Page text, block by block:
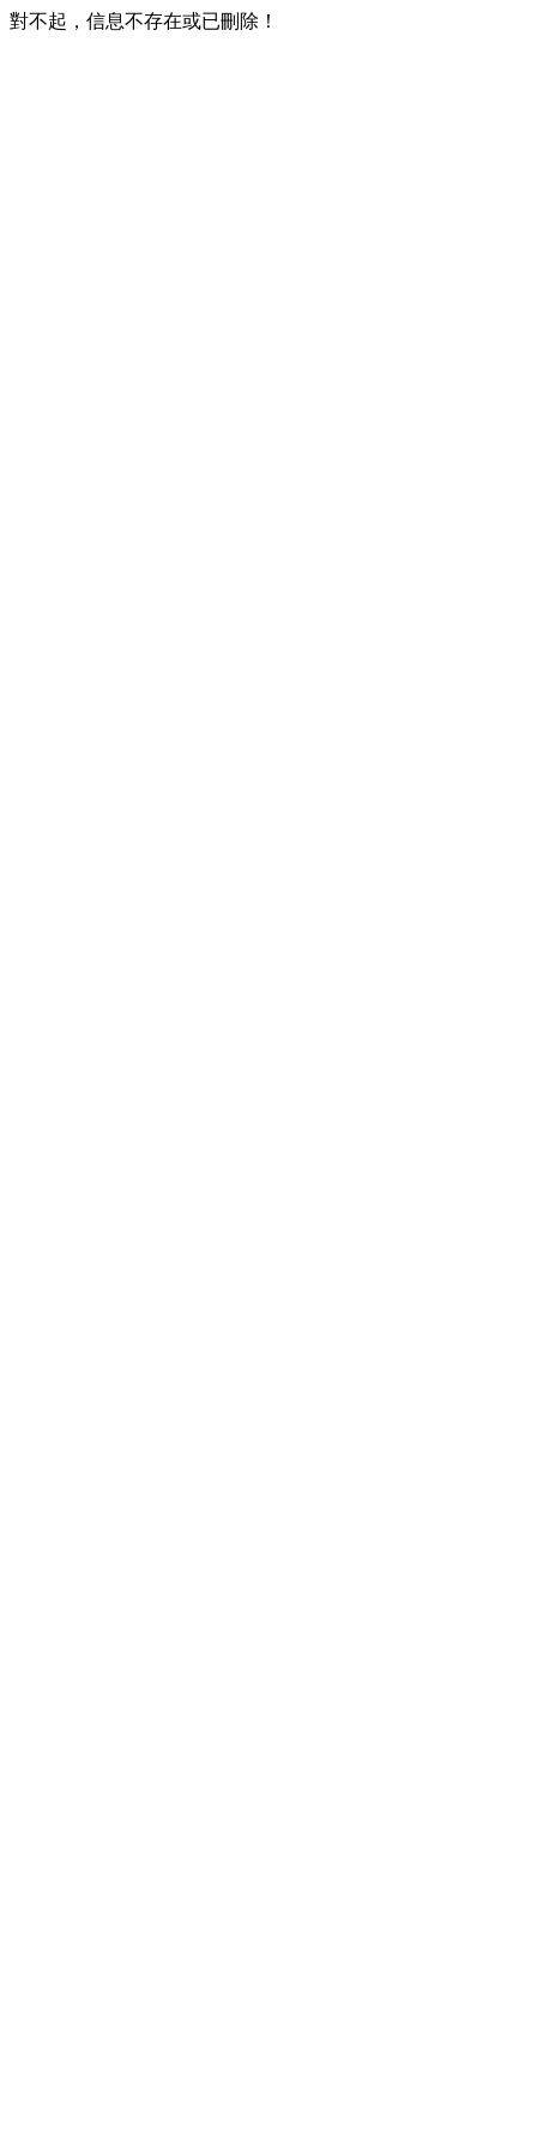
對不起，信息不存在或已刪除！